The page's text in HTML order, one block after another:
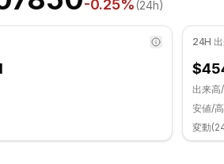
-0.25%(24h)
24H 出
出来高
安値/
変動